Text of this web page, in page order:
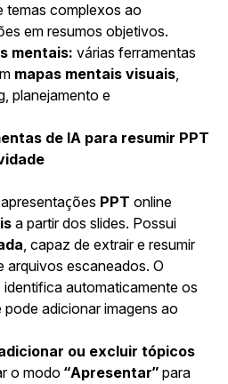
temas complexos ao
em resumos objetivos.
mentais: várias ferramentas
mapas mentais visuais,
planejamento e
de IA para resumir PPT
PPT online
a partir dos slides. Possui
, capaz de extrair e resumir
escaneados. O
automaticamente os
adicionar imagens ao
ou excluir tópicos
o modo “Apresentar” para